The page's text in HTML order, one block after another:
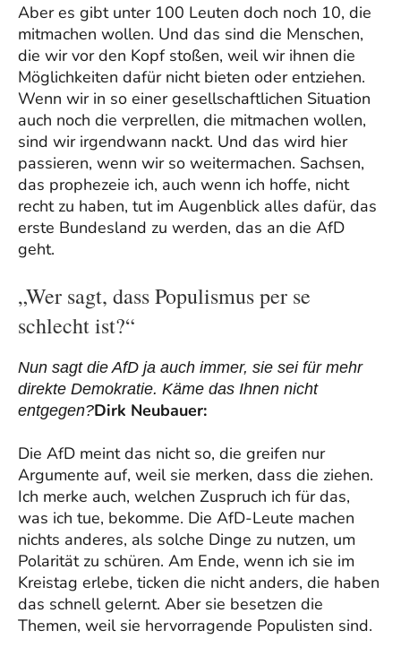
Aber es gibt unter 100 Leuten doch noch 10, die
mitmachen wollen. Und das sind die Menschen,
die wir vor den Kopf stoßen, weil wir ihnen die
Möglichkeiten dafür nicht bieten oder entziehen.
Wenn wir in so einer gesellschaftlichen Situation
auch noch die verprellen, die mitmachen wollen,
sind wir irgendwann nackt. Und das wird hier
passieren, wenn wir so weitermachen. Sachsen,
das prophezeie ich, auch wenn ich hoffe, nicht
recht zu haben, tut im Augenblick alles dafür, das
erste Bundesland zu werden, das an die AfD
geht.
„Wer sagt, dass Populismus per se
schlecht ist?“
Nun sagt die AfD ja auch immer, sie sei für mehr
direkte Demokratie. Käme das Ihnen nicht
entgegen?Dirk Neubauer:
Die AfD meint das nicht so, die greifen nur
Argumente auf, weil sie merken, dass die ziehen.
Ich merke auch, welchen Zuspruch ich für das,
was ich tue, bekomme. Die AfD-Leute machen
nichts anderes, als solche Dinge zu nutzen, um
Polarität zu schüren. Am Ende, wenn ich sie im
Kreistag erlebe, ticken die nicht anders, die haben
das schnell gelernt. Aber sie besetzen die
Themen, weil sie hervorragende Populisten sind.